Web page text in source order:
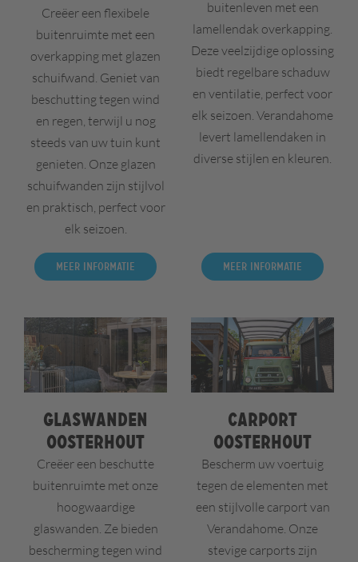
Creëer een flexibele
buitenruimte met een
overkapping met glazen
schuifwand. Geniet van
beschutting tegen wind
en regen, terwijl u nog
steeds van uw tuin kunt
genieten. Onze glazen
schuifwanden zijn stijlvol
en praktisch, perfect voor
elk seizoen.
Meer informatie
buitenleven met een
lamellendak overkapping.
Deze veelzijdige oplossing
biedt regelbare schaduw
en ventilatie, perfect voor
elk seizoen. Verandahome
levert lamellendaken in
diverse stijlen en kleuren.
Meer informatie
Glaswanden
Oosterhout
Creëer een beschutte
buitenruimte met onze
hoogwaardige
glaswanden. Ze bieden
bescherming tegen wind
Carport
Oosterhout
Bescherm uw voertuig
tegen de elementen met
een stijlvolle carport van
Verandahome. Onze
stevige carports zijn